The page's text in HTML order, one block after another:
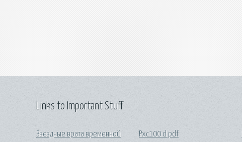
Links to Important Stuff
Звездные врата временной Pxc100 d pdf